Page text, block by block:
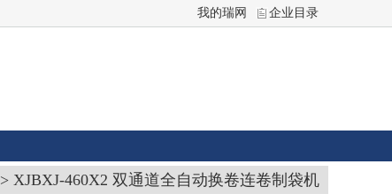
我的瑞网 企业目录
> XJBXJ-460X2 双通道全自动换卷连卷制袋机